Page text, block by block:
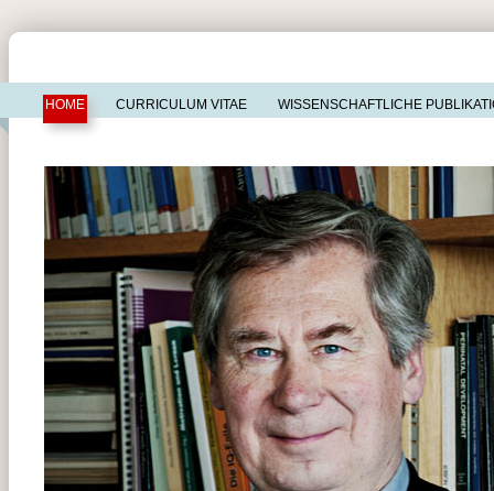
HOME CURRICULUM VITAE WISSENSCHAFTLICHE